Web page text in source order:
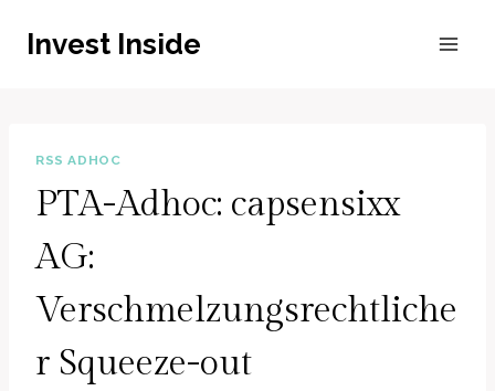
InhaltInvest Inside
RSS ADHOC
PTA-Adhoc: capsensixx
AG:
Verschmelzungsrechtliche
r Squeeze-out